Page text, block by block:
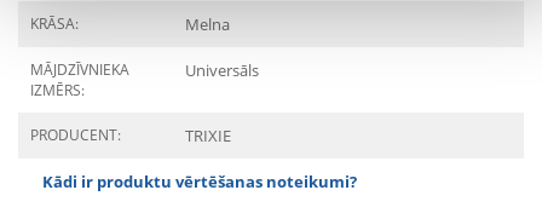
KRĀSA: Melna
MĀJDZĪVNIEKA
IZMĒRS:
Universāls
PRODUCENT: TRIXIE
Kādi ir produktu vērtēšanas noteikumi?